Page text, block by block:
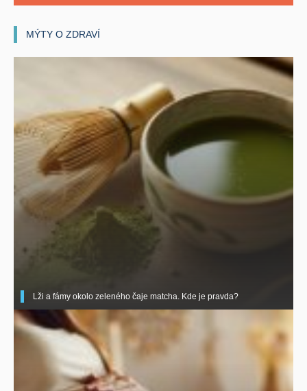
MÝTY O ZDRAVÍ
Lži a fámy okolo zeleného čaje matcha. Kde je pravda?